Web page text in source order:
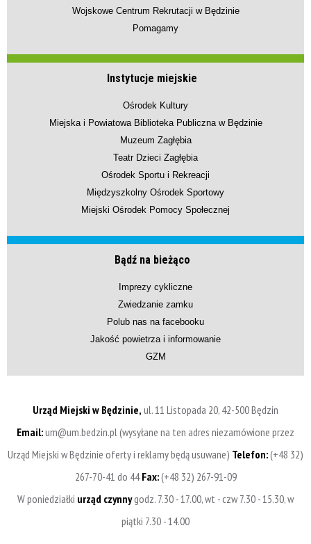
Wojskowe Centrum Rekrutacji w Będzinie
Pomagamy
Instytucje miejskie
Ośrodek Kultury
Miejska i Powiatowa Biblioteka Publiczna w Będzinie
Muzeum Zagłębia
Teatr Dzieci Zagłębia
Ośrodek Sportu i Rekreacji
Międzyszkolny Ośrodek Sportowy
Miejski Ośrodek Pomocy Społecznej
Bądź na bieżąco
Imprezy cykliczne
Zwiedzanie zamku
Polub nas na facebooku
Jakość powietrza i informowanie
GZM
Urząd Miejski w Będzinie, ul. 11 Listopada 20, 42-500 Będzin
Email:um@um.bedzin.pl (wysyłane na ten adres niezamówione przez
Urząd Miejski w Będzinie oferty i reklamy będą usuwane) Telefon:(+48 32)
267-70-41 do 44Fax:(+48 32) 267-91-09
W poniedziałki urząd czynnygodz. 7.30 - 17.00, wt - czw 7.30 - 15.30, w
piątki 7.30 - 14.00